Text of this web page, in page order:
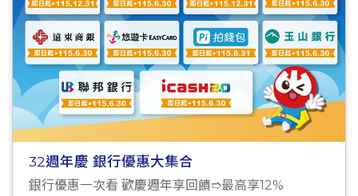
32週年慶 銀行優惠大集合
銀行優惠一次看 歡慶週年享回饋➱最高享12%